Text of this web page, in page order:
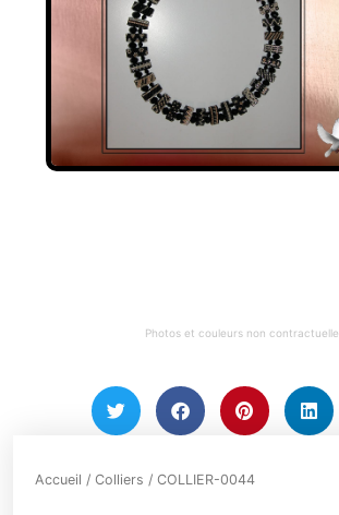
Photos et couleurs non
Accueil /Colliers / COLLIER-0044